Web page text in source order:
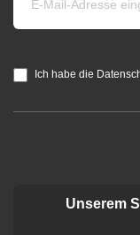
Ich habe die
Unserem